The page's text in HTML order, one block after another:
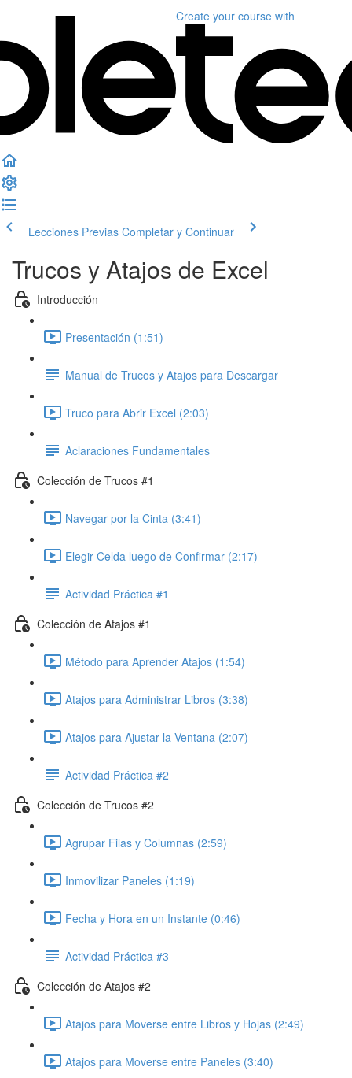
Create your course with
Lecciones Previas Completar y Continuar
Trucos y Atajos de Excel
Introducción
Presentación (1:51)
Manual de Trucos y Atajos para Descargar
Truco para Abrir Excel (2:03)
Aclaraciones Fundamentales
Colección de Trucos #1
Navegar por la Cinta (3:41)
Elegir Celda luego de Confirmar (2:17)
Actividad Práctica #1
Colección de Atajos #1
Método para Aprender Atajos (1:54)
Atajos para Administrar Libros (3:38)
Atajos para Ajustar la Ventana (2:07)
Actividad Práctica #2
Colección de Trucos #2
Agrupar Filas y Columnas (2:59)
Inmovilizar Paneles (1:19)
Fecha y Hora en un Instante (0:46)
Actividad Práctica #3
Colección de Atajos #2
Atajos para Moverse entre Libros y Hojas (2:49)
Atajos para Moverse entre Paneles (3:40)